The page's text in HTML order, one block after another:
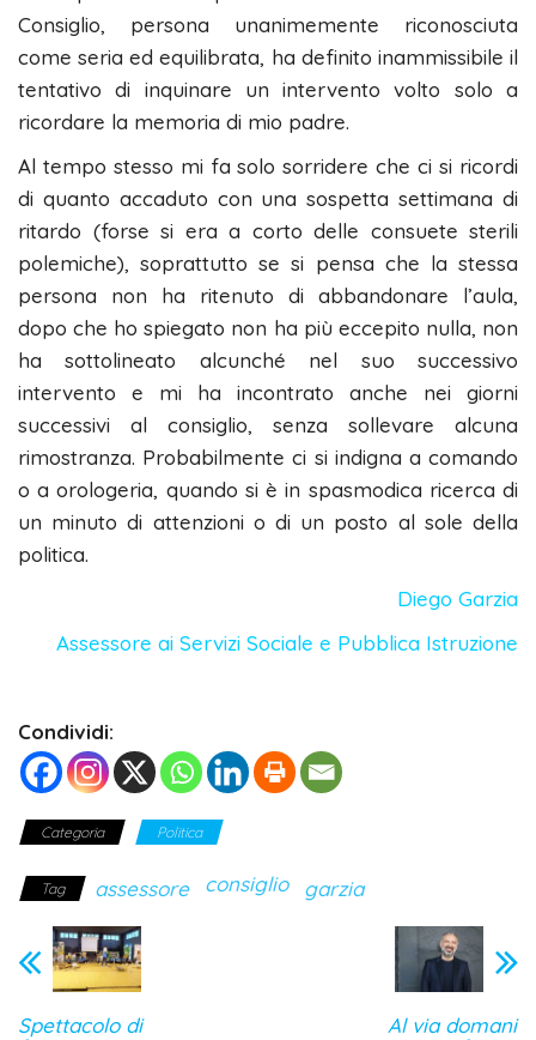
Consiglio, persona unanimemente riconosciuta
come seria ed equilibrata, ha definito inammissibile il
tentativo di inquinare un intervento volto solo a
ricordare la memoria di mio padre.
Al tempo stesso mi fa solo sorridere che ci si ricordi
di quanto accaduto con una sospetta settimana di
ritardo (forse si era a corto delle consuete sterili
polemiche), soprattutto se si pensa che la stessa
persona non ha ritenuto di abbandonare l’aula,
dopo che ho spiegato non ha più eccepito nulla, non
ha sottolineato alcunché nel suo successivo
intervento e mi ha incontrato anche nei giorni
successivi al consiglio, senza sollevare alcuna
rimostranza. Probabilmente ci si indigna a comando
o a orologeria, quando si è in spasmodica ricerca di
un minuto di attenzioni o di un posto al sole della
politica.
Diego Garzia
Assessore ai Servizi Sociale e Pubblica Istruzione
Condividi:
Categoria Politica
Tag assessore consiglio garzia
Spettacolo di
Al via domani